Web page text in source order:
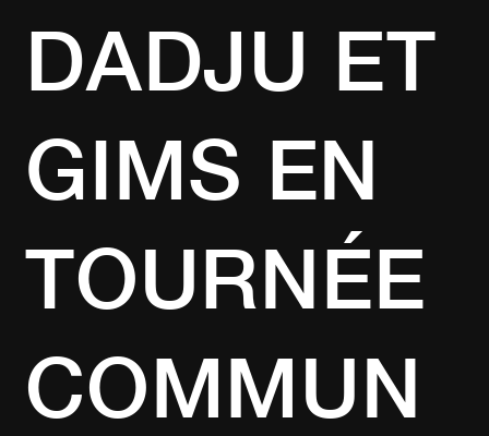
DADJU ET
GIMS EN
TOURNÉE
COMMUN